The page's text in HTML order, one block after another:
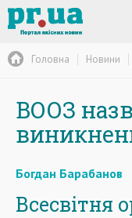
Головна Новини
ВООЗ
Богдан Барабанов
Всесвітня